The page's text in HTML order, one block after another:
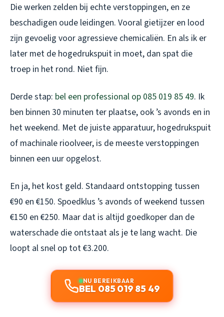
Die werken zelden bij echte verstoppingen, en ze
beschadigen oude leidingen. Vooral gietijzer en lood
zijn gevoelig voor agressieve chemicaliën. En als ik er
later met de hogedrukspuit in moet, dan spat die
troep in het rond. Niet fijn.
Derde stap: bel een professional op 085 019 85 49. Ik
ben binnen 30 minuten ter plaatse, ook ’s avonds en in
het weekend. Met de juiste apparatuur, hogedrukspuit
of machinale rioolveer, is de meeste verstoppingen
binnen een uur opgelost.
En ja, het kost geld. Standaard ontstopping tussen
€90 en €150. Spoedklus ’s avonds of weekend tussen
€150 en €250. Maar dat is altijd goedkoper dan de
waterschade die ontstaat als je te lang wacht. Die
loopt al snel op tot €3.200.
NU BEREIKBAAR
BEL 085 019 85 49